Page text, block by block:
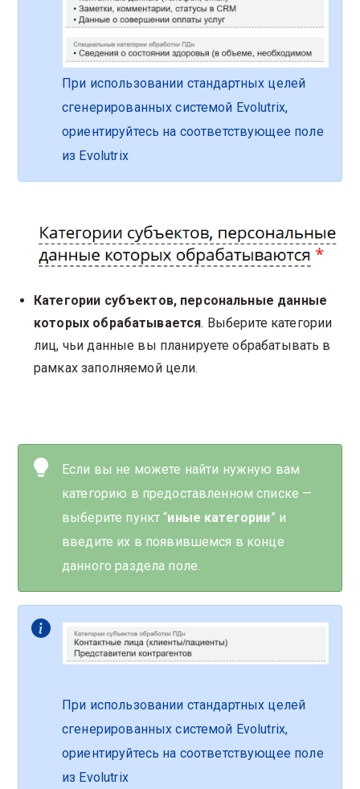
При использовании стандартных целей
сгенерированных системой Evolutrix,
ориентируйтесь на соответствующее поле
из Evolutrix
Категории субъектов, персональные данные
которых обрабатывается. Выберите категории
лиц, чьи данные вы планируете обрабатывать в
рамках заполняемой цели.
Если вы не можете найти нужную вам
категорию в предоставленном списке —
выберите пункт “иные категории” и
введите их в появившемся в конце
данного раздела поле.
При использовании стандартных целей
сгенерированных системой Evolutrix,
ориентируйтесь на соответствующее поле
из Evolutrix